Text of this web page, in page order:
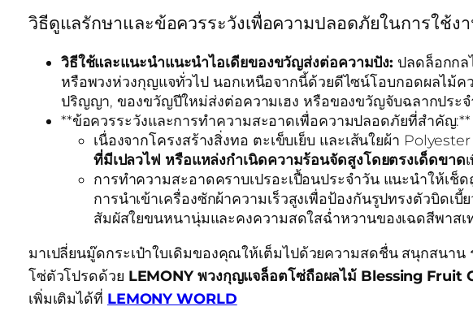
วิธีดูแลรักษาและข้อควรระวังเพื่อความปลอดภัยในการใช้ง
วิธีใช้และแนะนำแนะนำไอเดียของขวัญส่งต่อความปัง: ปลดล็อกกล
หรือพวงห่วงกุญแจทั่วไป นอกเหนือจากนี้ด้วยดีไซน์โอบกอดผลไม้
ปริญญา, ของขวัญปีใหม่ส่งต่อความเฮง หรือของขวัญจับฉลากประ
**ข้อควรระวังและการทำความสะอาดเพื่อความปลอดภัยที่สำคัญ:**
เนื่องจากโครงสร้างสิ่งทอ ตะเข็บเย็บ และเส้นใยผ้า
ที่มีเปลวไฟ หรือแหล่งกำเนิดความร้อนจัดสูงโดยตรงเด็ดขาด
การทำความสะอาดคราบเปรอะเปื้อนประจำวัน แนะนำให้เ
การนำเข้าเครื่องซักผ้าความเร็วสูงเพื่อป้องกันรูปทรงตัวบิด
สัมผัสใยขนหนานุ่มและคงความสดใสฉ่ำหวานของเฉดสีพาส
มาเปลี่ยนมู๊ดกระเป๋าใบเดิมของคุณให้เต็มไปด้วยความสดชื่น สนุกสนา
โซ่ตัวโปรดด้วย LEMONY พวงกุญแจล็อตโซ่ถือผลไม้ Blessing
เพิ่มเติมได้ที่ LEMONY WORLD